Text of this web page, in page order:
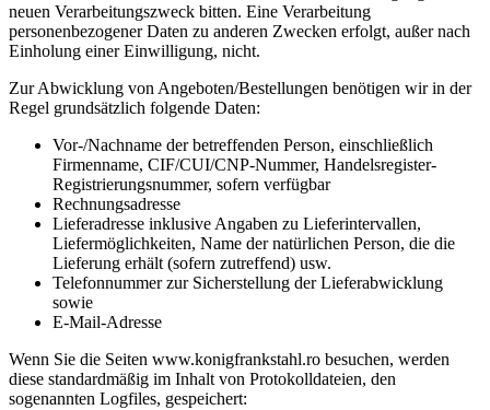
neuen Verarbeitungszweck bitten. Eine Verarbeitung
personenbezogener Daten zu anderen Zwecken erfolgt, außer nach
Einholung einer Einwilligung, nicht.
Zur Abwicklung von Angeboten/Bestellungen benötigen wir in der
Regel grundsätzlich folgende Daten:
Vor-/Nachname der betreffenden Person, einschließlich
Firmenname, CIF/CUI/CNP-Nummer, Handelsregister-
Registrierungsnummer, sofern verfügbar
Rechnungsadresse
Lieferadresse inklusive Angaben zu Lieferintervallen,
Liefermöglichkeiten, Name der natürlichen Person, die die
Lieferung erhält (sofern zutreffend) usw.
Telefonnummer zur Sicherstellung der Lieferabwicklung
sowie
E-Mail-Adresse
Wenn Sie die Seiten www.konigfrankstahl.ro besuchen, werden
diese standardmäßig im Inhalt von Protokolldateien, den
sogenannten Logfiles, gespeichert: